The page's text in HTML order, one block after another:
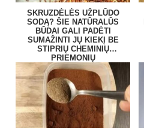
SKRUZDĖLĖS UŽPLŪDO
SODĄ? ŠIE NATŪRALŪS
BŪDAI GALI PADĖTI
SUMAŽINTI JŲ KIEKĮ BE
STIPRIŲ CHEMINIŲ
PRIEMONIŲ